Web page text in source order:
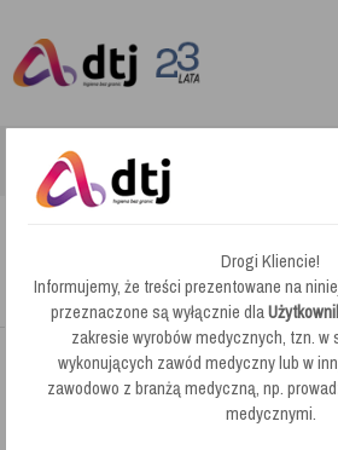
Lucart Ręcznik Kuchenny EcoNatural MAXI3
Lucart Ręcznik Kuchenny
(821378)
Drogi Kliencie!
Informujemy, że treści prezentowane na
przeznaczone są wyłącznie dla
zakresie wyrobów medycznych, tzn.
wykonujących zawód medyczny lub w
zawodowo z branżą medyczną, np.
medycznymi.